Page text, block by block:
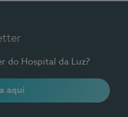
do Hospital da Luz?
aqui